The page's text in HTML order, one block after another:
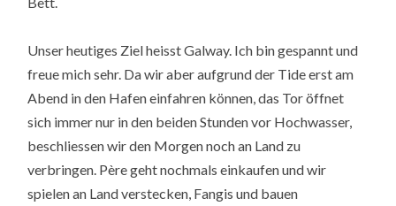
Unser heutiges Ziel heisst Galway. Ich bin gespannt und
freue mich sehr. Da wir aber aufgrund der Tide erst am
Abend in den Hafen einfahren können, das Tor öffnet
sich immer nur in den beiden Stunden vor Hochwasser,
beschliessen wir den Morgen noch an Land zu
verbringen. Père geht nochmals einkaufen und wir
spielen an Land verstecken, Fangis und bauen